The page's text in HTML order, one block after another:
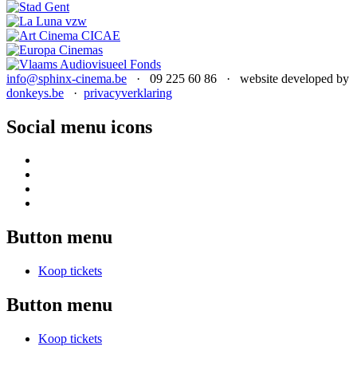
info@sphinx-cinema.be · 09 225 60 86 · website developed by
donkeys.be · privacyverklaring
Social menu icons
Button menu
Koop tickets
Button menu
Koop tickets